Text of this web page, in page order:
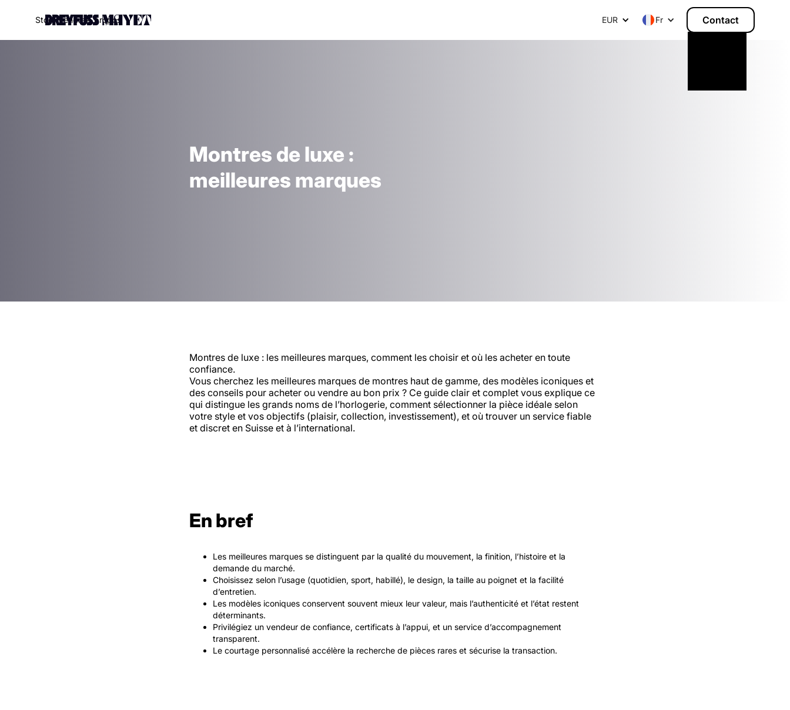
Sto c kVendr e À prop os EUR Fr Contact
Montres de luxe :
meilleures marques
Montres de luxe : les meilleures marques, comment les choisir et où les acheter en toute
confiance.
Vous cherchez les meilleures marques de montres haut de gamme, des modèles iconiques et
des conseils pour acheter ou vendre au bon prix ? Ce guide clair et complet vous explique ce
qui distingue les grands noms de l’horlogerie, comment sélectionner la pièce idéale selon
votre style et vos objectifs (plaisir, collection, investissement), et où trouver un service fiable
et discret en Suisse et à l’international.
En bref
Les meilleures marques se distinguent par la qualité du mouvement, la finition, l’histoire et la
demande du marché.
Choisissez selon l’usage (quotidien, sport, habillé), le design, la taille au poignet et la facilité
d’entretien.
Les modèles iconiques conservent souvent mieux leur valeur, mais l’authenticité et l’état restent
déterminants.
Privilégiez un vendeur de confiance, certificats à l’appui, et un service d’accompagnement
transparent.
Le courtage personnalisé accélère la recherche de pièces rares et sécurise la transaction.